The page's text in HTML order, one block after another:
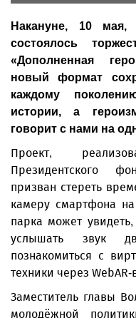
Накануне, 10
состоялось
«Дополненная
новый формат
каждому
истории, а
говорит с нами на
Проект,
Президентского
призван стереть
камеру смартфона на
парка может
услышать звук
познакомиться с
техники через WebAR-
Заместитель главы
молодёжной